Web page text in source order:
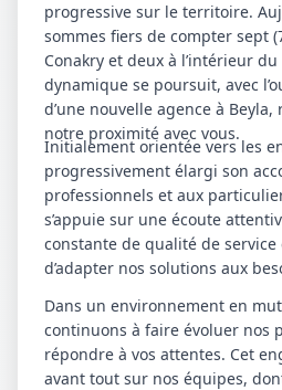
progressive sur le territoire.
sommes fiers de compter sept
Conakry et deux à l’intérieur du
dynamique se poursuit, avec
d’une nouvelle agence à
notre proximité avec vous.
Initialement orientée vers les
progressivement élargi son
professionnels et aux
s’appuie sur une écoute
constante de qualité de
d’adapter nos solutions aux
Dans un environnement en
continuons à faire évoluer nos
répondre à vos attentes. Cet
avant tout sur nos équipes,